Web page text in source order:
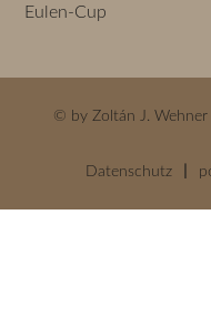
Eulen-Cup
© by Zoltán J. Wehner
Datenschutz